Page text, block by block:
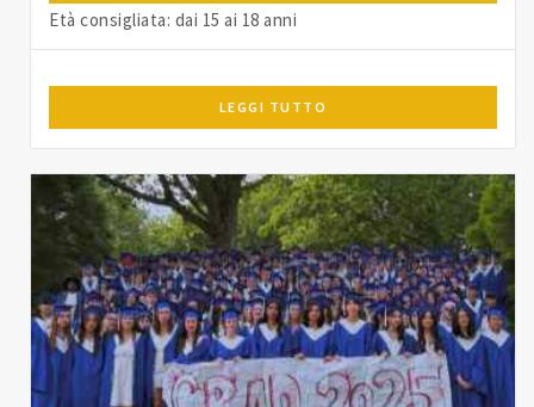
Età consigliata: dai 15 ai 18 anni
LEGGI TUTTO